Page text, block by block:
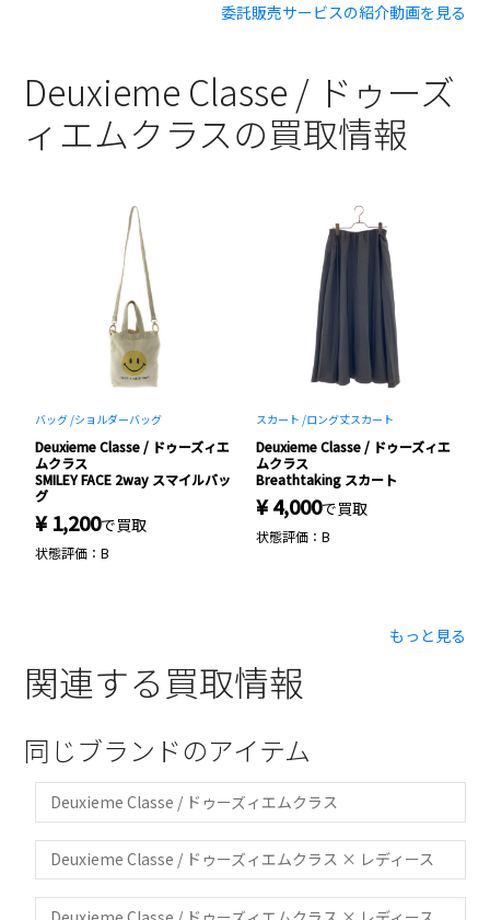
委託販売サービスの紹介動画を見る
Deuxieme Classe / ドゥーズ
ィエムクラスの買取情報
バッグ /ショルダーバッグ
Deuxieme Classe / ドゥーズィエ
ムクラス
SMILEY FACE 2way スマイルバッ
グ
¥ 1,200で買取
状態評価：B
スカート /ロング丈スカート
Deuxieme Classe / ドゥーズィエ
ムクラス
Breathtaking スカート
¥ 4,000で買取
状態評価：B
もっと見る
関連する買取情報
同じブランドのアイテム
Deuxieme Classe / ドゥーズィエムクラス
Deuxieme Classe / ドゥーズィエムクラス × レディース